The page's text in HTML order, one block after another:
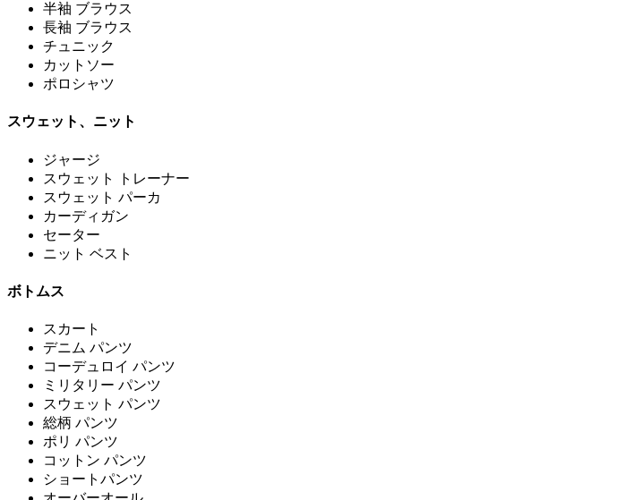
半袖 ブラウス
長袖 ブラウス
チュニック
カットソー
ポロシャツ
スウェット、ニット
ジャージ
スウェット トレーナー
スウェット パーカ
カーディガン
セーター
ニット ベスト
ボトムス
スカート
デニム パンツ
コーデュロイ パンツ
ミリタリー パンツ
スウェット パンツ
総柄 パンツ
ポリ パンツ
コットン パンツ
ショートパンツ